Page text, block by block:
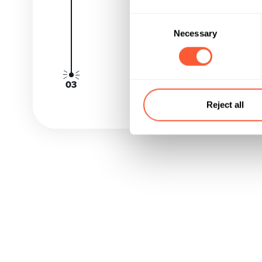
Necessary
Reject all